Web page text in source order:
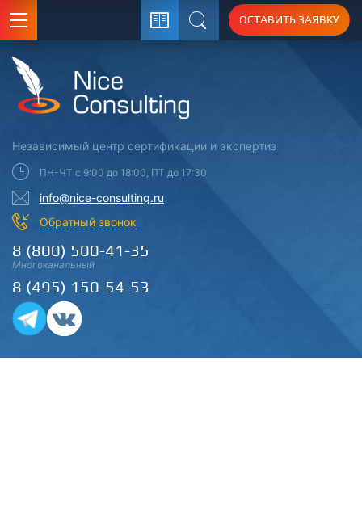
Поиск
ОСТАВИТЬ ЗАЯВКУ
Независимый центр сертификации и экспертиз
ПН-ЧТ с 9:00 до 18:00, ПТ до 17:30
info@nice-consulting.ru
Обратный звонок
8 (800) 500-41-35
Многоканальный
8 (495) 150-54-53